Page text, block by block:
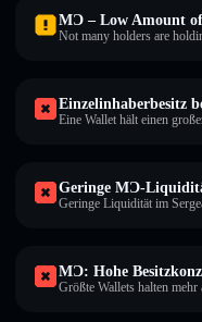
MƆ – Low Amount
Not many holders are
Einzelinhaberbesitz
Eine Wallet hält einen
Geringe MƆ-
Geringe Liquidität im
MƆ: Hohe
Größte Wallets halten